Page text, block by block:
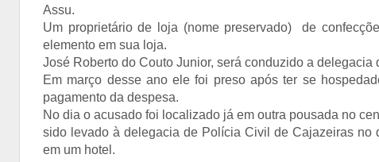
Assu.
Um proprietário de loja (nome preservado) de
elemento em sua loja.
José Roberto do Couto Junior, será conduzido a
Em março desse ano ele foi preso após ter se
pagamento da despesa.
No dia o acusado foi localizado já em outra pousada no
sido levado à delegacia de Polícia Civil de Cajazeiras no
em um hotel.